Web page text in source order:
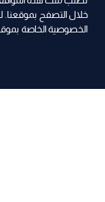
خلال التصفح بموقعنا.
الخصوصية الخاصة